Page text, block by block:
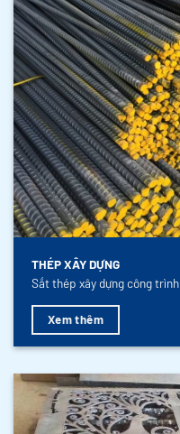
THÉP XÂY DỰNG
Sắt thép xây dựng công trình
Xem thêm